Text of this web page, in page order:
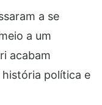
a se
a um
acabam
política e